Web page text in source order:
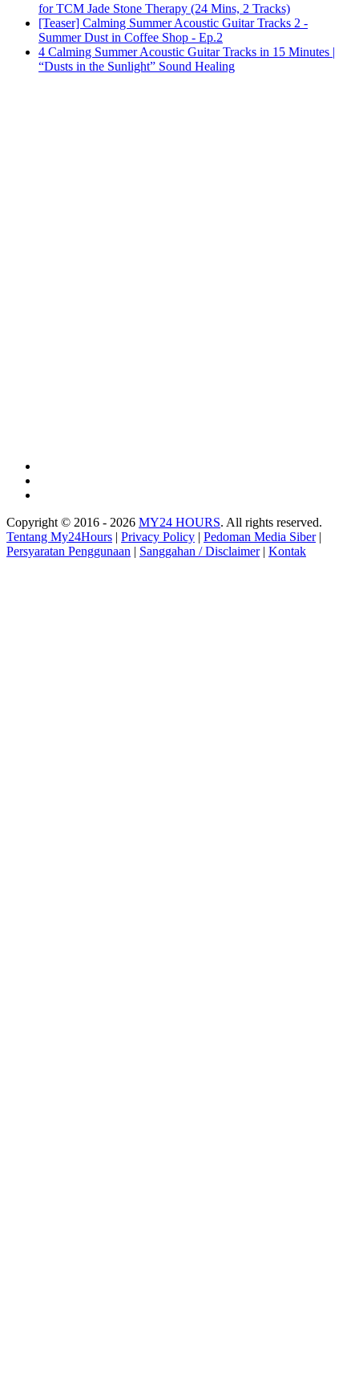
for TCM Jade Stone Therapy (24 Mins, 2 Tracks)
[Teaser] Calming Summer Acoustic Guitar Tracks 2 -
Summer Dust in Coffee Shop - Ep.2
4 Calming Summer Acoustic Guitar Tracks in 15 Minutes |
“Dusts in the Sunlight” Sound Healing
Copyright © 2016 - 2026 MY24 HOURS. All rights reserved.
Tentang My24Hours | Privacy Policy | Pedoman Media Siber|
Persyaratan Penggunaan | Sanggahan / Disclaimer| Kontak